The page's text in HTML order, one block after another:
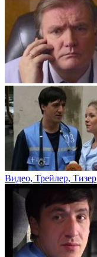
Видео, Трейлер, Тизер